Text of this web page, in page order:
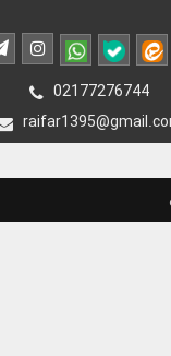
02177276744